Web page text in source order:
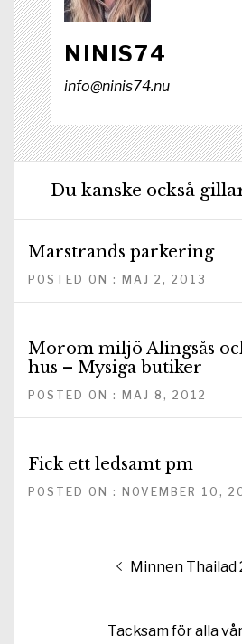
NINIS74
info@ninis74.nu
Du kanske också
Marstrands parkering
POSTED ON : MAJ 2, 2013
Morom miljö Alingsås
hus – Mysiga butiker
POSTED ON : MAJ 8, 2012
Fick ett ledsamt pm
POSTED ON : NOVEMBER 10,
Inläggsnavigering
Föregående
Minnen Thailad
Nästa
Tacksam för alla